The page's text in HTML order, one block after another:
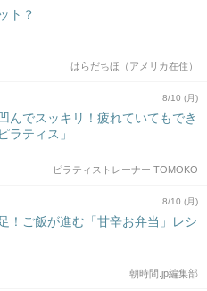
ト？
はらだちほ（アメリカ在住）
8/10 (月)
んでスッキリ！疲れていてもでき
ラティス」
ピラティストレーナー TOMOKO
8/10 (月)
！ご飯が進む「甘辛お弁当」レシ
朝時間.jp編集部